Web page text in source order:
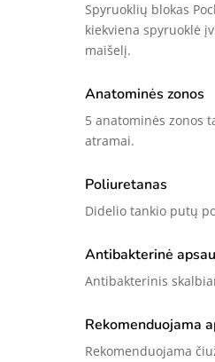
Spyruoklių blokas
kiekviena spyruoklė
maišelį.
Anatominės zonos
5 anatominės zonos
atramai.
Poliuretanas
Didelio tankio putų
Antibakterinė
Antibakterinis
Rekomenduojama
Rekomenduojama